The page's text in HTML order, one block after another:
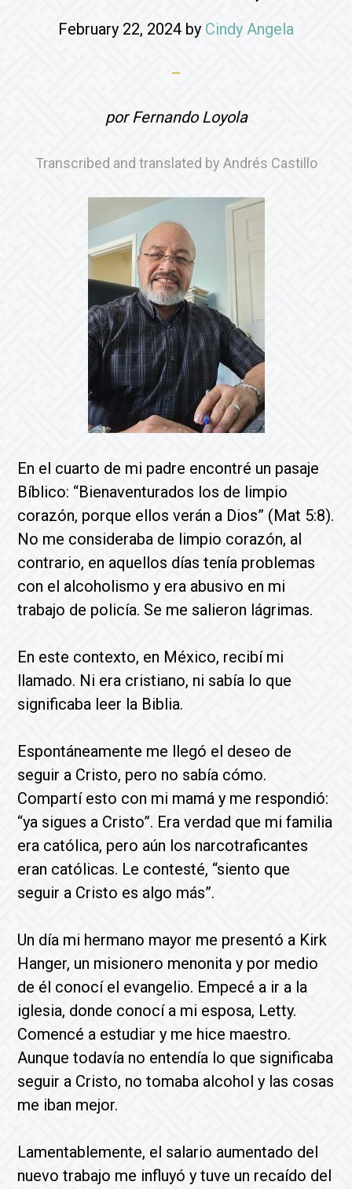
February 22, 2024 by Cindy Angela
por Fernando Loyola
Transcribed and translated by Andrés Castillo
En el cuarto de mi padre encontré un pasaje
Bíblico: “Bienaventurados los de limpio
corazón, porque ellos verán a Dios” (Mat 5:8).
No me consideraba de limpio corazón, al
contrario, en aquellos días tenía problemas
con el alcoholismo y era abusivo en mi
trabajo de policía. Se me salieron lágrimas.
En este contexto, en México, recibí mi
llamado. Ni era cristiano, ni sabía lo que
significaba leer la Biblia.
Espontáneamente me llegó el deseo de
seguir a Cristo, pero no sabía cómo.
Compartí esto con mi mamá y me respondió:
“ya sigues a Cristo”. Era verdad que mi familia
era católica, pero aún los narcotraficantes
eran católicas. Le contesté, “siento que
seguir a Cristo es algo más”.
Un día mi hermano mayor me presentó a Kirk
Hanger, un misionero menonita y por medio
de él conocí el evangelio. Empecé a ir a la
iglesia, donde conocí a mi esposa, Letty.
Comencé a estudiar y me hice maestro.
Aunque todavía no entendía lo que significaba
seguir a Cristo, no tomaba alcohol y las cosas
me iban mejor.
Lamentablemente, el salario aumentado del
nuevo trabajo me influyó y tuve un recaído del